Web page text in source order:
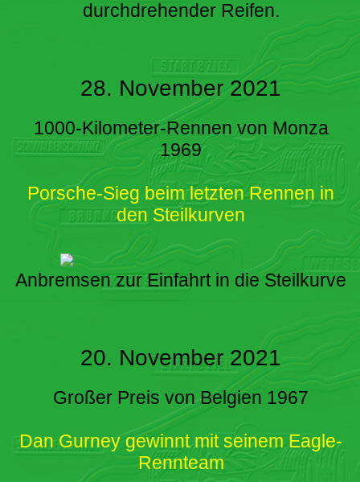
durchdrehender Reifen.
28. November 2021
1000-Kilometer-Rennen von Monza
1969
Porsche-Sieg beim letzten Rennen in
den Steilkurven
Anbremsen zur Einfahrt in die Steilkurve
20. November 2021
Großer Preis von Belgien 1967
Dan Gurney gewinnt mit seinem Eagle-
Rennteam